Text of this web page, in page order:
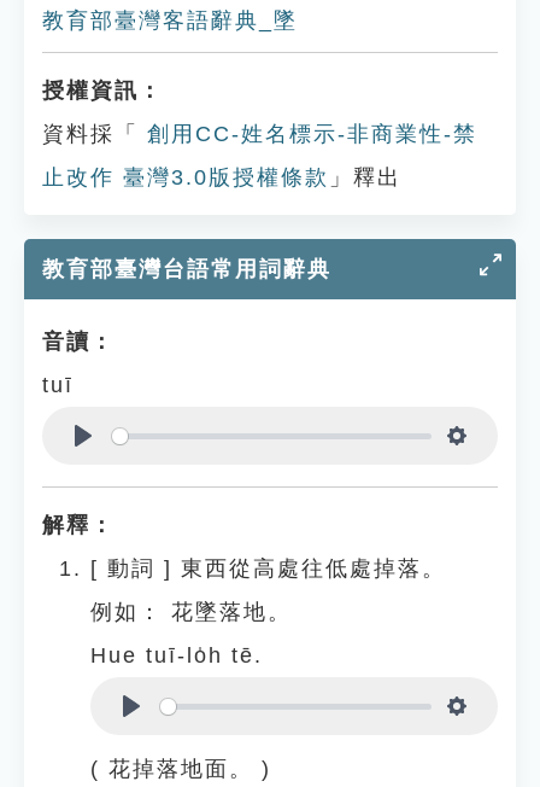
教育部臺灣客語辭典_墜
授權資訊：
資料採「
創用CC-姓名標示-非商業性-禁
止改作 臺灣3.0版授權條款 」釋出
教育部臺灣台語常用詞辭典
音讀：
tuī
解釋：
[ 動詞 ] 東西從高處往低處掉落。
例如：
花墜落地。
Hue tuī-lo̍h tē.
( 花掉落地面。 )